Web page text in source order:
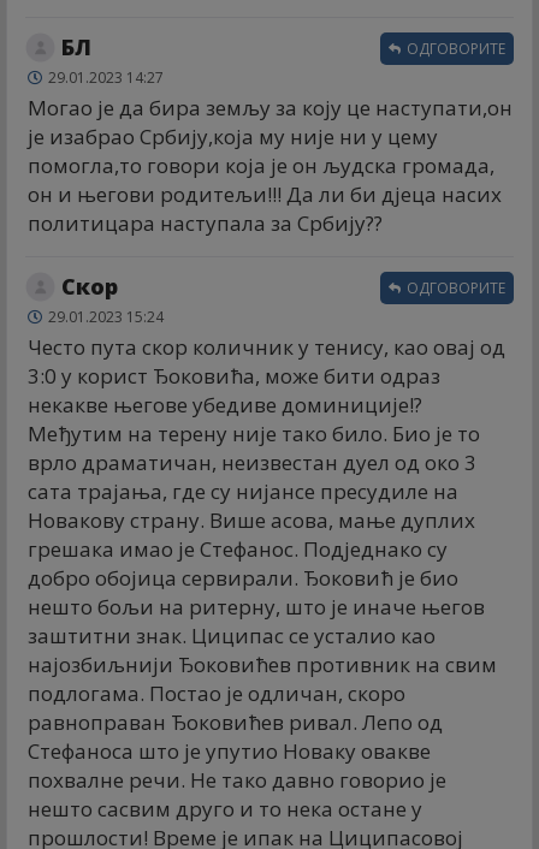
БЛ
29.01.2023 14:27
Могао је да бира земљу за коју це наступати,он
је изабрао Србију,која му није ни у цему
помогла,то говори која је он људска громада,
он и његови родитељи!!! Да ли би дјеца насих
политицара наступала за Србију??
ОДГОВОРИТЕ
Скор
29.01.2023 15:24
Често пута скор количник у тенису, као овај од
3:0 у корист Ђоковића, може бити одраз
некакве његове убедиве доминиције!?
Међутим на терену није тако било. Био је то
врло драматичан, неизвестан дуел од око 3
сата трајања, где су нијансе пресудиле на
Новакову страну. Више асова, мање дуплих
грешака имао је Стефанос. Подједнако су
добро обојица сервирали. Ђоковић је био
нешто бољи на ритерну, што је иначе његов
заштитни знак. Циципас се усталио као
најозбиљнији Ђоковићев противник на свим
подлогама. Постао је одличан, скоро
равноправан Ђоковићев ривал. Лепо од
Стефаноса што је упутио Новаку овакве
похвалне речи. Не тако давно говорио је
нешто сасвим друго и то нека остане у
прошлости! Време је ипак на Циципасовој
ОДГОВОРИТЕ